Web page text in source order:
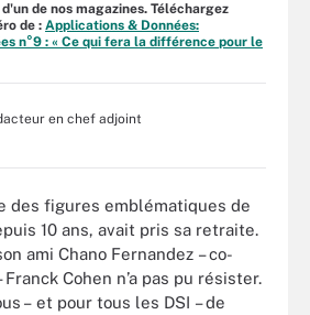
de nos magazines. Téléchargez
de : Applications & Données:
n°9 : « Ce qui fera la différence pour le
en chef adjoint
des figures emblématiques de
10 ans, avait pris sa retraite.
ami Chano Fernandez – co-
Franck Cohen n’a pas pu résister.
– et pour tous les DSI – de